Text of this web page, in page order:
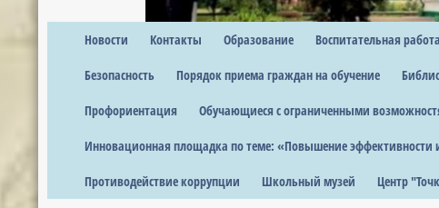
Новости Контакты Образование Воспитательная работа
Безопасность Порядок приема граждан на обучение
Профориентация Обучающиеся с ограниченными
Инновационная площадка по теме: «Повышение эффективности
Противодействие коррупции Школьный музей Центр